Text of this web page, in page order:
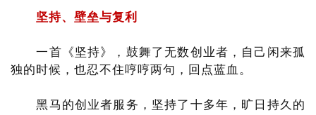
坚持、壁垒与复利
一首《坚持》，鼓舞了无数创业者，自己闲来孤
独的时候，也忍不住哼哼两句，回点蓝血。
黑马的创业者服务，坚持了十多年，旷日持久的